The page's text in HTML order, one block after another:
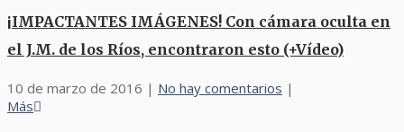
¡IMPACTANTES IMÁGENES! Con cámara oculta en
el J.M. de los Ríos, encontraron esto (+Vídeo)
10 de marzo de 2016 | No hay comentarios |
Más